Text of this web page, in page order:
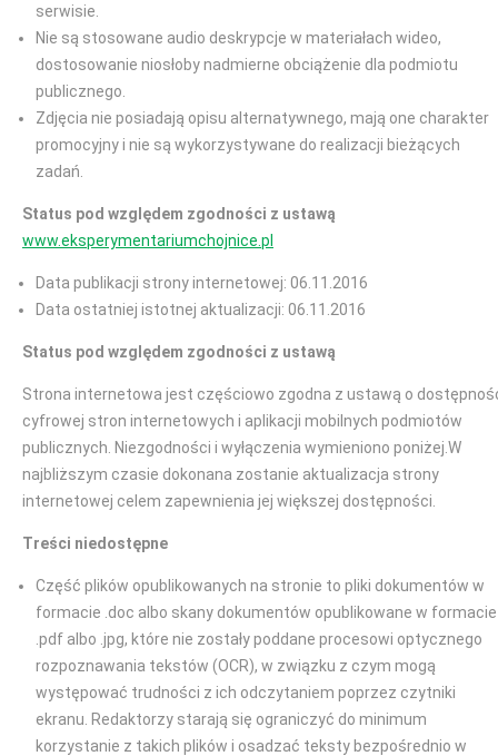
serwisie.
Nie są stosowane audio deskrypcje w materiałach wideo,
dostosowanie niosłoby nadmierne obciążenie dla podmiotu
publicznego.
Zdjęcia nie posiadają opisu alternatywnego, mają one charakter
promocyjny i nie są wykorzystywane do realizacji bieżących
zadań.
Status pod względem zgodności z ustawą
www.eksperymentariumchojnice.pl
Data publikacji strony internetowej: 06.11.2016
Data ostatniej istotnej aktualizacji: 06.11.2016
Status pod względem zgodności z ustawą
Strona internetowa jest częściowo zgodna z ustawą o
cyfrowej stron internetowych i aplikacji mobilnych podmiotów
publicznych. Niezgodności i wyłączenia wymieniono poniżej.W
najbliższym czasie dokonana zostanie aktualizacja strony
internetowej celem zapewnienia jej większej dostępności.
Treści niedostępne
Część plików opublikowanych na stronie to pliki dokumentów w
formacie .doc albo skany dokumentów opublikowane w formacie
.pdf albo .jpg, które nie zostały poddane procesowi optycznego
rozpoznawania tekstów (OCR), w związku z czym mogą
występować trudności z ich odczytaniem poprzez czytniki
ekranu. Redaktorzy starają się ograniczyć do minimum
korzystanie z takich plików i osadzać teksty bezpośrednio w